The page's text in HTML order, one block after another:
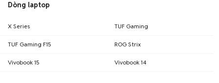
Dòng laptop
X Series TUF Gaming
TUF Gaming F15 ROG Strix
Vivobook 15 Vivobook 14